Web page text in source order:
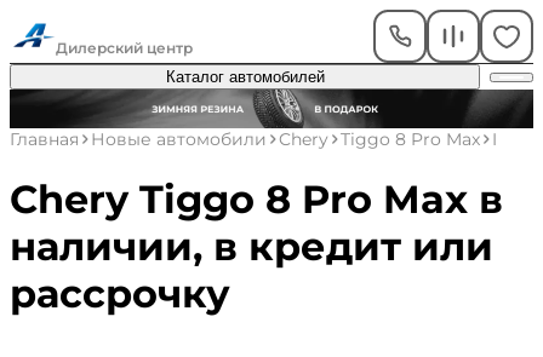
Дилерский центр
Каталог автомобилей
Главная Новые автомобили Chery Tiggo 8 Pro Max I
Chery Tiggo 8 Pro Max в
наличии, в кредит или
рассрочку